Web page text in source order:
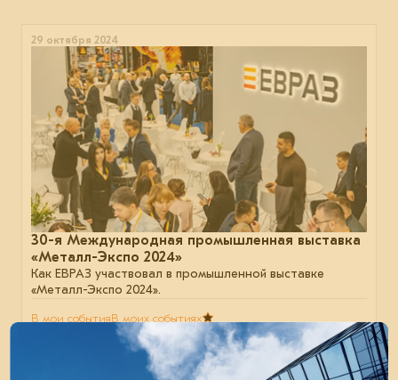
29 октября 2024
30-я Международная промышленная выставка
«Металл-Экспо 2024»
Как ЕВРАЗ участвовал в промышленной выставке
«Металл-Экспо 2024».
В мои событияВ моих событиях
отрасль строительство